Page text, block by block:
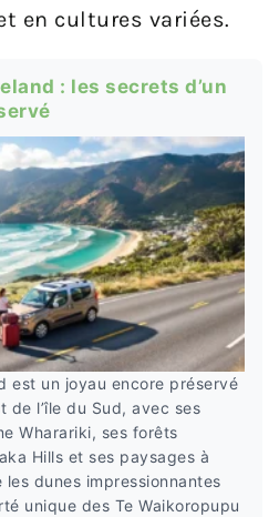
en cultures variées.
: les secrets d’un
est un joyau encore préservé
de l’île du Sud, avec ses
Wharariki, ses forêts
Hills et ses paysages à
dunes impressionnantes
unique des Te Waikoropupu